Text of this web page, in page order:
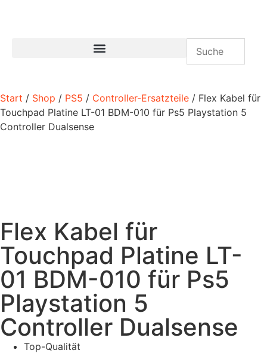
Start / Shop / PS5 / Controller-Ersatzteile / Flex Kabel für
Touchpad Platine LT-01 BDM-010 für Ps5 Playstation 5
Controller Dualsense
Flex Kabel für
Touchpad Platine LT-
01 BDM-010 für Ps5
Playstation 5
Controller Dualsense
Top-Qualität